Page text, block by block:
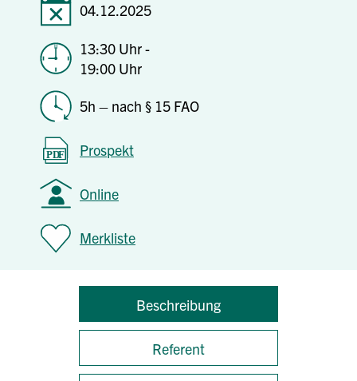
04.12.2025
13:30 Uhr -
19:00 Uhr
5h – nach § 15 FAO
Prospekt
Online
Merkliste
Beschreibung
Referent